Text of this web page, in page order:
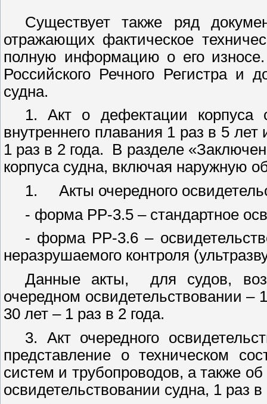
Существует также ряд
отражающих фактическое
полную информацию о его
Российского Речного Регистра и
судна.
1. Акт о дефектации
внутреннего плавания 1 раз в 5
1 раз в 2 года.
В разделе
корпуса судна, включая наружную
1.
Акты очередного
- форма РР-3.5 – стандартное
- форма РР-3.6 –
неразрушаемого контроля
Данные акты,
для судов,
очередном освидетельствовании –
30 лет – 1 раз в 2 года.
3. Акт очередного
представление о техническом
систем и трубопроводов, а также
освидетельствовании судна, 1 раз в